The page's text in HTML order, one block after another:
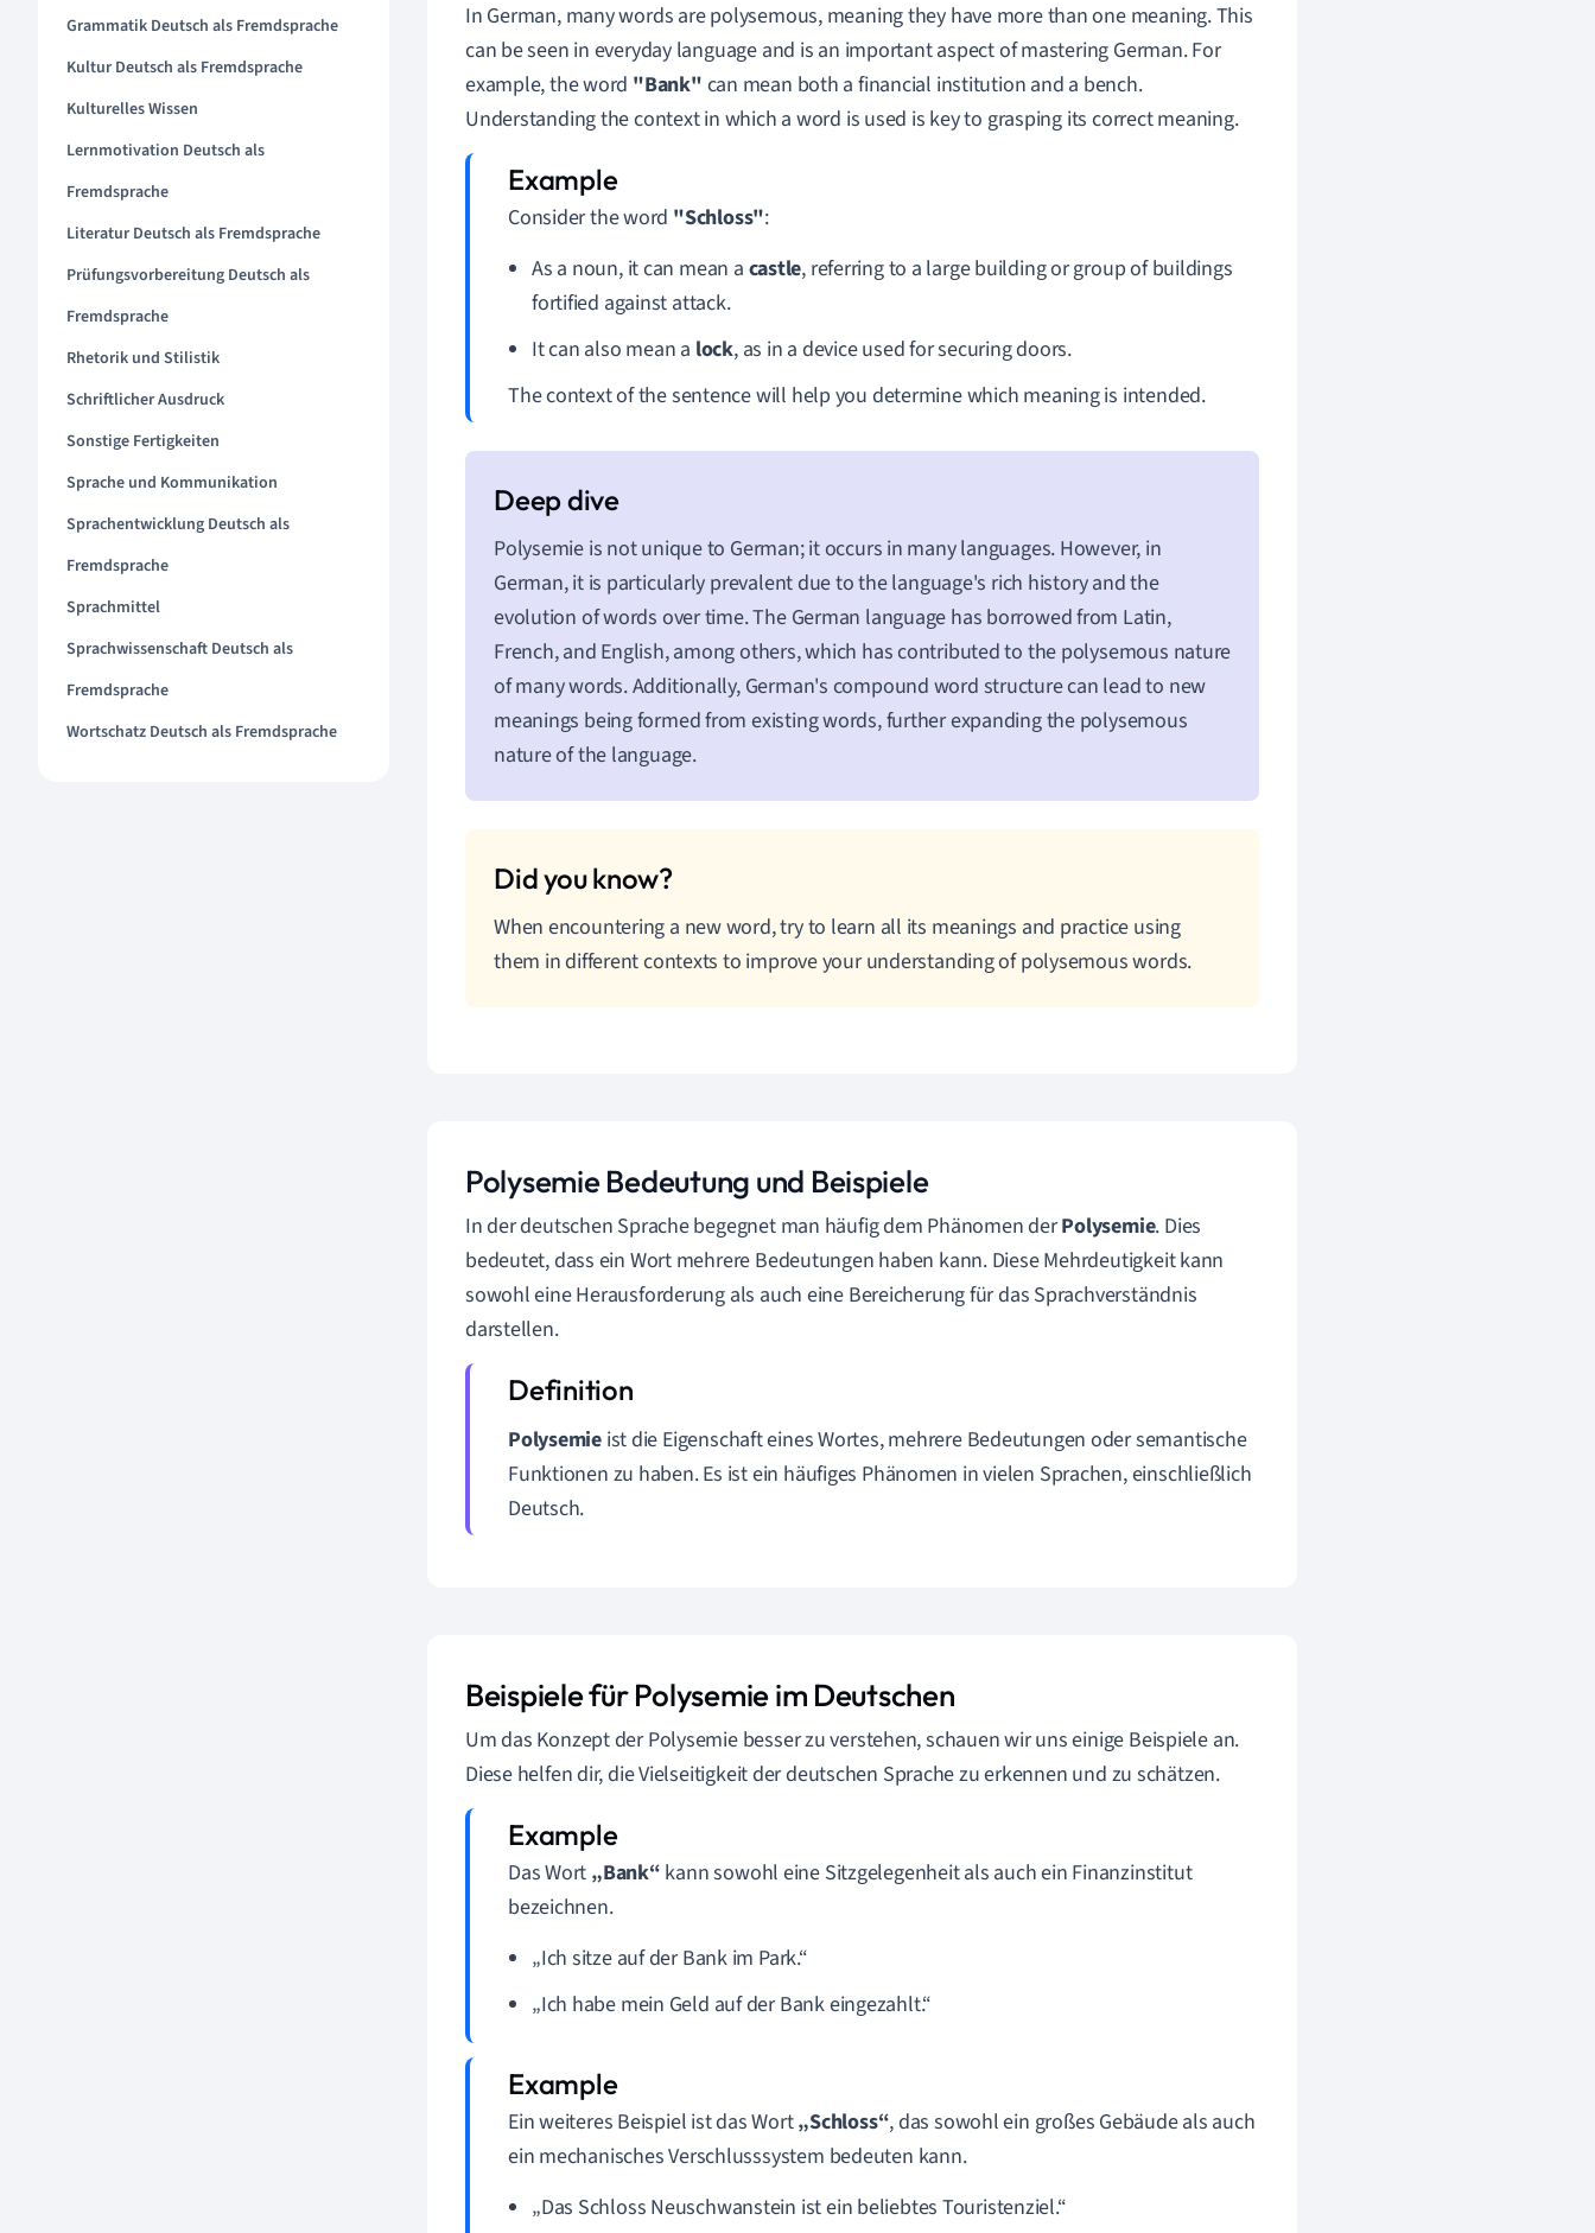
Grammatik Deutsch als Fremdsprache
Kultur Deutsch als Fremdsprache
Kulturelles Wissen
Lernmotivation Deutsch als
Fremdsprache
Literatur Deutsch als Fremdsprache
Prüfungsvorbereitung Deutsch als
Fremdsprache
Rhetorik und Stilistik
Schriftlicher Ausdruck
Sonstige Fertigkeiten
Sprache und Kommunikation
Sprachentwicklung Deutsch als
Fremdsprache
Sprachmittel
Sprachwissenschaft Deutsch als
Fremdsprache
Wortschatz Deutsch als Fremdsprache
In German, many words are polysemous, meaning they have more than one meaning. This
can be seen in everyday language and is an important aspect of mastering German. For
example, the word "Bank" can mean both a financial institution and a bench.
Understanding the context in which a word is used is key to grasping its correct meaning.
Consider the word "Schloss":
As a noun, it can mean a castle, referring to a large building or group of buildings
fortified against attack.
It can also mean a lock, as in a device used for securing doors.
The context of the sentence will help you determine which meaning is intended.
Polysemie is not unique to German; it occurs in many languages. However, in
German, it is particularly prevalent due to the language's rich history and the
evolution of words over time. The German language has borrowed from Latin,
French, and English, among others, which has contributed to the polysemous nature
of many words. Additionally, German's compound word structure can lead to new
meanings being formed from existing words, further expanding the polysemous
nature of the language.
When encountering a new word, try to learn all its meanings and practice using
them in different contexts to improve your understanding of polysemous words.
Polysemie Bedeutung und Beispiele
In der deutschen Sprache begegnet man häufig dem Phänomen derPolysemie. Dies
bedeutet, dass ein Wort mehrere Bedeutungen haben kann. Diese Mehrdeutigkeit kann
sowohl eine Herausforderung als auch eine Bereicherung für das Sprachverständnis
darstellen.
Polysemie ist die Eigenschaft eines Wortes, mehrere Bedeutungen oder semantische
Funktionen zu haben. Es ist ein häufiges Phänomen in vielen Sprachen, einschließlich
Deutsch.
Beispiele für Polysemie im Deutschen
Um das Konzept der Polysemie besser zu verstehen, schauen wir uns einige Beispiele an.
Diese helfen dir, die Vielseitigkeit der deutschen Sprache zu erkennen und zu schätzen.
Das Wort „Bank“ kann sowohl eine Sitzgelegenheit als auch ein Finanzinstitut
bezeichnen.
„Ich sitze auf der Bank im Park.“
„Ich habe mein Geld auf der Bank eingezahlt.“
Ein weiteres Beispiel ist das Wort„Schloss“, das sowohl ein großes Gebäude als auch
ein mechanisches Verschlusssystem bedeuten kann.
„Das Schloss Neuschwanstein ist ein beliebtes Touristenziel.“